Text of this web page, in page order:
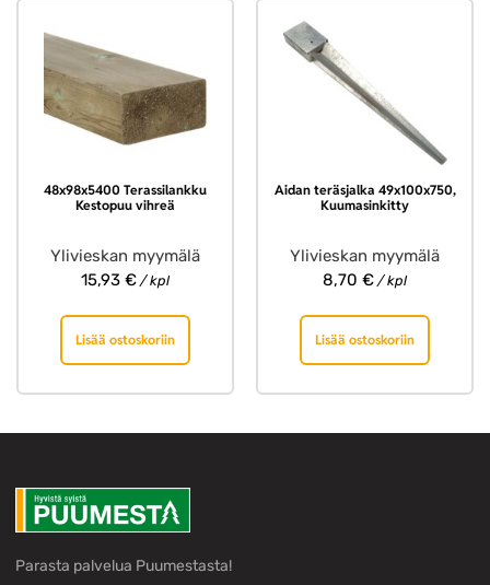
48x98x5400 Terassilankku
Kestopuu vihreä
Ylivieskan myymälä
15,93 € / kpl
Lisää ostoskoriin
Aidan teräsjalka 49x100x750,
Kuumasinkitty
Ylivieskan myymälä
8,70 € / kpl
Lisää ostoskoriin
Parasta palvelua Puumestasta!